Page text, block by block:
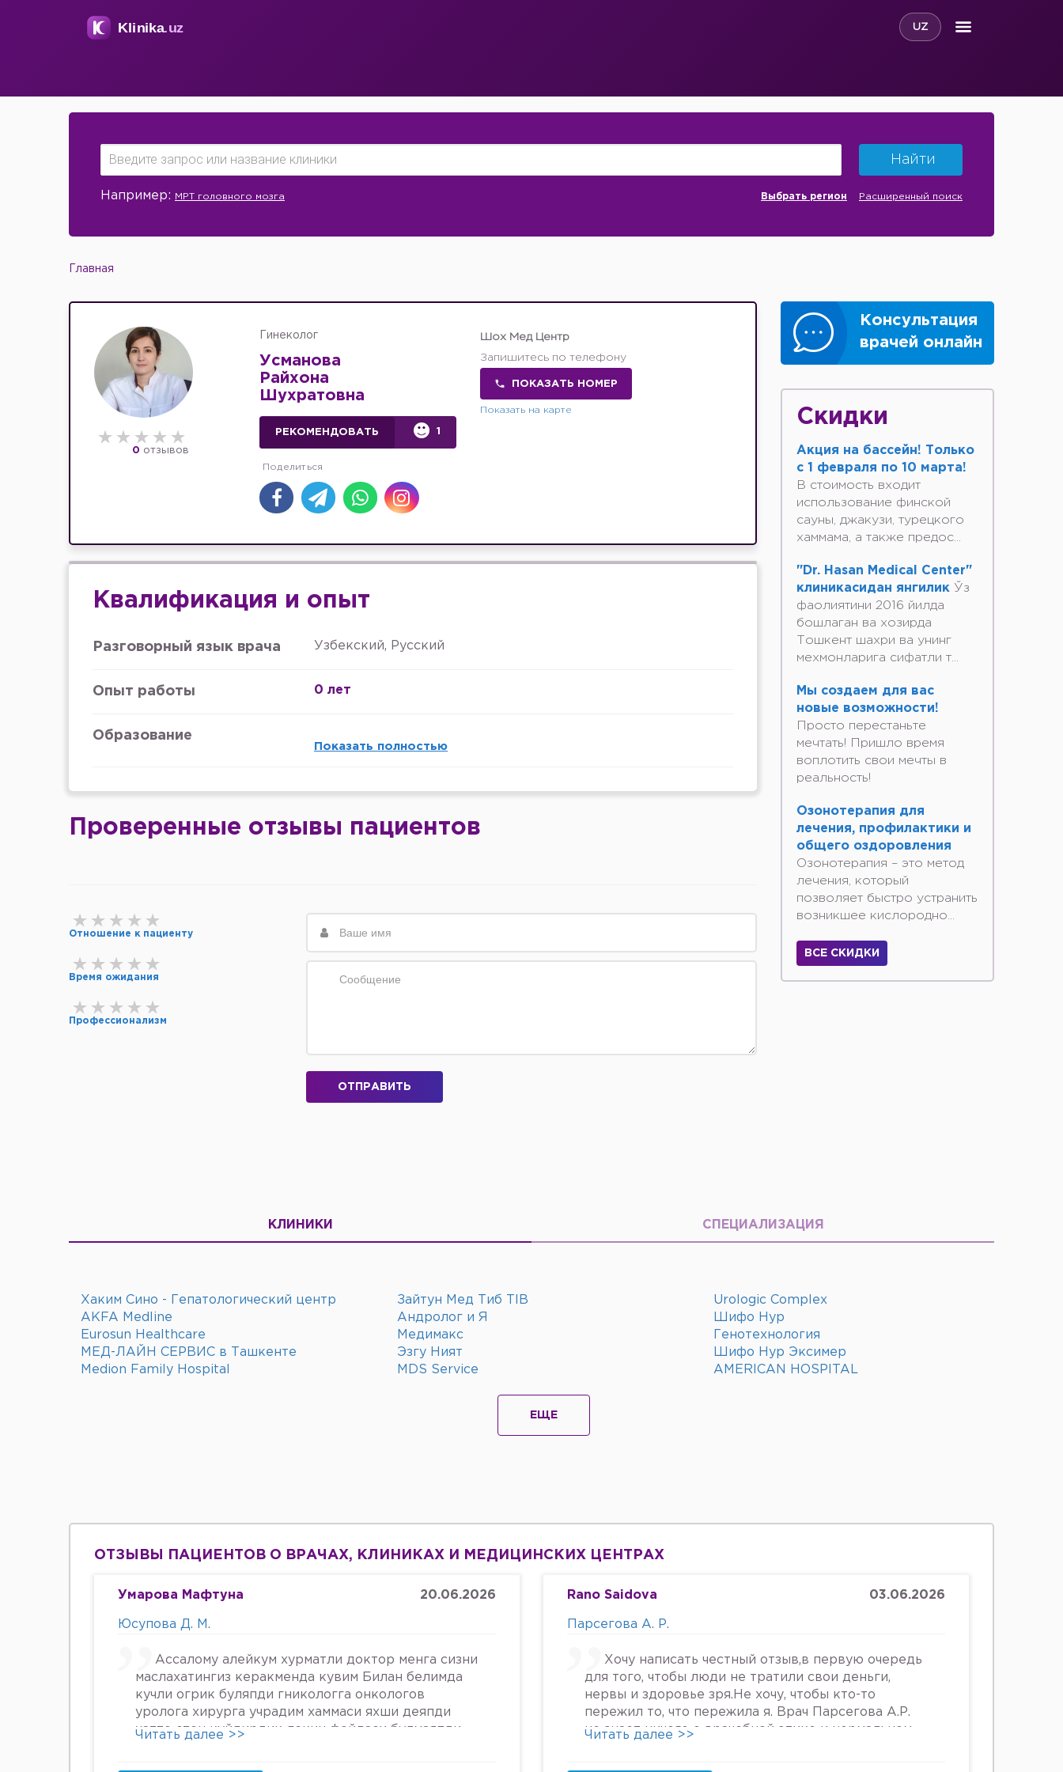
UZ
Найти
Например: МРТ головного мозга Выбрать регион Расширенный поиск
Главная
0 отзывов
Гинеколог
Усманова
Райхона
Шухратовна
РЕКОМЕНДОВАТЬ 1
Шох Мед Центр
Запишитесь по телефону
ПОКАЗАТЬ НОМЕР
Показать на карте
Квалификация и опыт
Разговорный язык врача Узбекский, Русский
Опыт работы 0 лет
Образование
Показать полностью
Проверенные отзывы пациентов
Отношение к пациенту
Время ожидания
Профессионализм
ОТПРАВИТЬ
Консультация
врачей онлайн
Скидки
Акция на бассейн! Только
с 1 февраля по 10 марта!
В стоимость входит
использование финской
сауны, джакузи, турецкого
хаммама, а также предос...
"Dr. Hasan Medical Center"
клиникасидан янгилик Ўз
фаолиятини 2016 йилда
бошлаган ва хозирда
Тошкент шахри ва унинг
мехмонларига сифатли т...
Мы создаем для вас
новые возможности!
Просто перестаньте
мечтать! Пришло время
воплотить свои мечты в
реальность!
Озонотерапия для
лечения, профилактики и
общего оздоровления
Озонотерапия – это метод
лечения, который
позволяет быстро устранить
возникшее кислородно...
ВСЕ СКИДКИ
КЛИНИКИ СПЕЦИАЛИЗАЦИЯ
Хаким Сино - Гепатологический центр Зайтун Мед Тиб TIB
Urologic Complex
AKFA Medline
Андролог и Я
Шифо Нур
Eurosun Healthcare
Медимакс
Генотехнология
МЕД-ЛАЙН СЕРВИС в Ташкенте
Эзгу Ният
Шифо Нур Эксимер
Medion Family Hospital
MDS Service AMERICAN HOSPITAL
ЕЩЕ
ОТЗЫВЫ ПАЦИЕНТОВ О ВРАЧАХ, КЛИНИКАХ И МЕДИЦИНСКИХ ЦЕНТРАХ
Умарова Мафтуна 20.06.2026
Юсупова Д. М.
Ассалому алейкум хурматли доктор менга сизни
маслахатингиз керакменда кувим Билан белимда
кучли огрик буляпди гникологга онкологов
уролога хирурга учрадим хаммаси яхши деяпди
хатто стен куйдирдик лекин фойдаси булмаяпди
Читать далее >>
Rano Saidova 03.06.2026
Парсегова А. Р.
Хочу написать честный отзыв,в первую очередь
для того, чтобы люди не тратили свои деньги,
нервы и здоровье зря.Не хочу, чтобы кто-то
пережил то, что пережила я. Врач Парсегова А.Р.
не знает ничего о врачебной этике и нормальном
Читать далее >>